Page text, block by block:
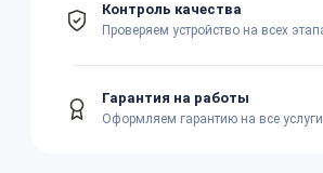
Контроль качества
Проверяем устройство на всех
Гарантия на работы
Оформляем гарантию на все